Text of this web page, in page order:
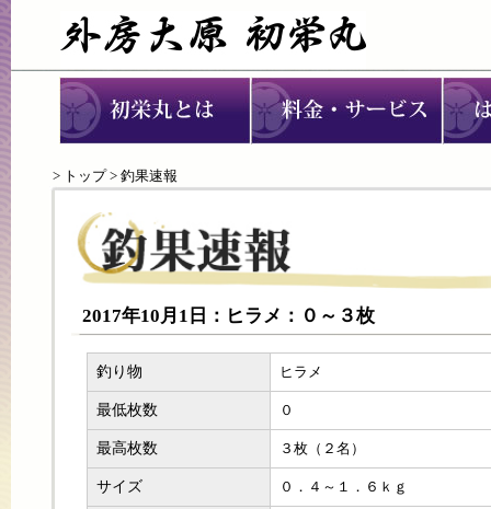
> トップ> 釣果速報
2017年10月1日：ヒラメ：０～３枚
釣り物 ヒラメ
最低枚数 ０
最高枚数 ３枚（２名）
サイズ ０．４～１．６ｋｇ